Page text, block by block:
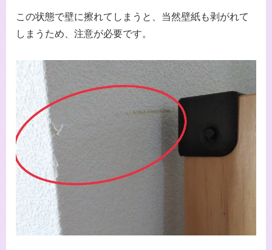
この状態で壁に擦れてしまうと、当然壁紙も剥がれて
しまうため、注意が必要です。